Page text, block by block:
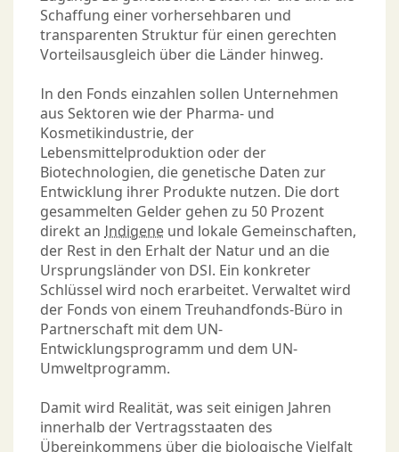
Schaffung einer vorhersehbaren und
transparenten Struktur für einen gerechten
Vorteilsausgleich über die Länder hinweg.
In den Fonds einzahlen sollen Unternehmen
aus Sektoren wie der Pharma- und
Kosmetikindustrie, der
Lebensmittelproduktion oder der
Biotechnologien, die genetische Daten zur
Entwicklung ihrer Produkte nutzen. Die dort
gesammelten Gelder gehen zu 50 Prozent
direkt an Indigene und lokale Gemeinschaften,
der Rest in den Erhalt der Natur und an die
Ursprungsländer von DSI. Ein konkreter
Schlüssel wird noch erarbeitet. Verwaltet wird
der Fonds von einem Treuhandfonds-Büro in
Partnerschaft mit dem UN-
Entwicklungsprogramm und dem UN-
Umweltprogramm.
Damit wird Realität, was seit einigen Jahren
innerhalb der Vertragsstaaten des
Übereinkommens über die biologische Vielfalt